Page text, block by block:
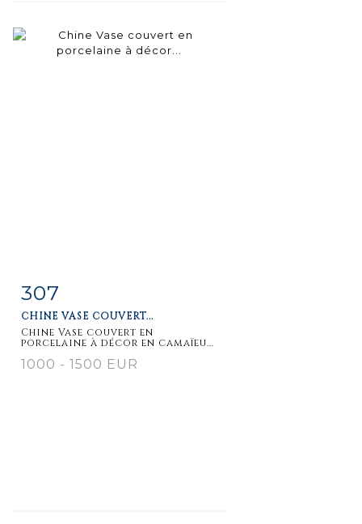
Fiche
détaillée
307
CHINE VASE COUVERT...
Chine Vase couvert en
porcelaine à décor en camaïeu...
1000 - 1500 EUR